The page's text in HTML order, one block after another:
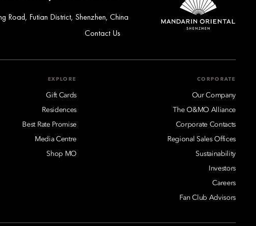
Road, Futian District, Shenzhen, China
Contact Us
CORPORATE
Our Company
The O&MO Alliance
Corporate Contacts
Regional Sales Offices
Sustainability
Investors
Careers
Fan Club Advisors
EXPLORE
Gift Cards
Residences
Best Rate Promise
Media Centre
Shop MO